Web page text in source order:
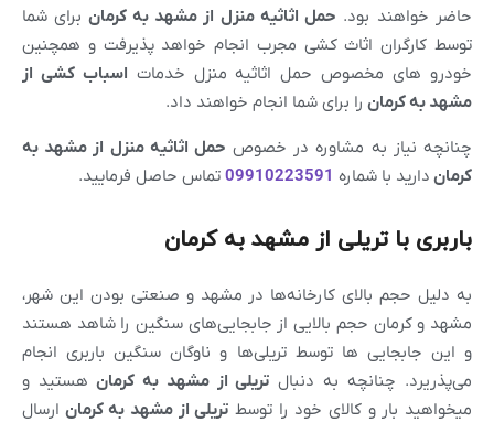
حاضر خواهند بود. حمل اثاثیه منزل از مشهدبه کرمان برای شما
توسط کارگران اثاث کشی مجرب انجام خواهد پذیرفت و همچنین
خودرو های مخصوص حمل اثاثیه منزل خدمات اسباب کشی از
مشهد به کرمان را برای شما انجام خواهند داد.
چنانچه نیاز به مشاوره در خصوص حمل اثاثیه منزل از مشهد به
کرمان دارید با شماره 09910223591 تماس حاصل فرمایید.
باربری با تریلی از مشهد به کرمان
به دلیل حجم بالای کارخانه‌ها در مشهد و صنعتی بودن این شهر،
مشهد و کرمان حجم بالایی از جابجایی‌های سنگین را شاهد هستند
و این جابجایی ها توسط تریلی‌ها و ناوگان سنگین باربری انجام
می‌پذریرد. چنانچه به دنبال تریلی ازمشهدبه کرمان هستید و
میخواهید بار و کالای خود را توسط تریلی از مشهد به کرمان ارسال